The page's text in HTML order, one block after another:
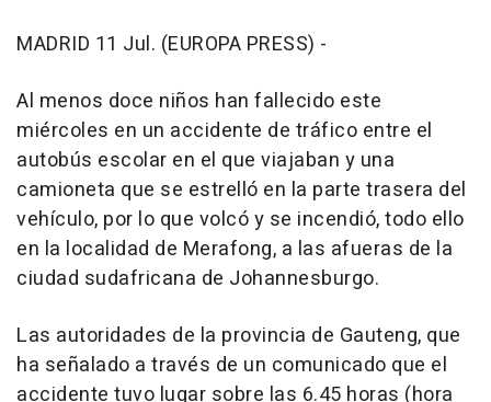
MADRID 11 Jul. (EUROPA PRESS) -
Al menos doce niños han fallecido este
miércoles en un accidente de tráfico entre el
autobús escolar en el que viajaban y una
camioneta que se estrelló en la parte trasera del
vehículo, por lo que volcó y se incendió, todo ello
en la localidad de Merafong, a las afueras de la
ciudad sudafricana de Johannesburgo.
Las autoridades de la provincia de Gauteng, que
ha señalado a través de un comunicado que el
accidente tuvo lugar sobre las 6.45 horas (hora